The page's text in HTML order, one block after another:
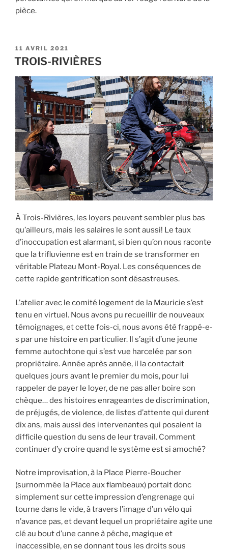
pièce.
PUBLIÉ
LE
11 AVRIL 2021
TROIS-RIVIÈRES
À Trois-Rivières, les loyers peuvent sembler plus bas
qu’ailleurs, mais les salaires le sont aussi! Le taux
d’inoccupation est alarmant, si bien qu’on nous raconte
que la trifluvienne est en train de se transformer en
véritable Plateau Mont-Royal. Les conséquences de
cette rapide gentrification sont désastreuses.
L’atelier avec le comité logement de la Mauricie s’est
tenu en virtuel. Nous avons pu recueillir de nouveaux
témoignages, et cette fois-ci, nous avons été frappé-e-
s par une histoire en particulier. Il s’agit d’une jeune
femme autochtone qui s’est vue harcelée par son
propriétaire. Année après année, il la contactait
quelques jours avant le premier du mois, pour lui
rappeler de payer le loyer, de ne pas aller boire son
chèque… des histoires enrageantes de discrimination,
de préjugés, de violence, de listes d’attente qui durent
dix ans, mais aussi des intervenantes qui posaient la
difficile question du sens de leur travail. Comment
continuer d’y croire quand le système est si amoché?
Notre improvisation, à la Place Pierre-Boucher
(surnommée la Place aux flambeaux) portait donc
simplement sur cette impression d’engrenage qui
tourne dans le vide, à travers l’image d’un vélo qui
n’avance pas, et devant lequel un propriétaire agite une
clé au bout d’une canne à pêche, magique et
inaccessible, en se donnant tous les droits sous